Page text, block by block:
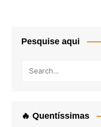
Pesquise aqui
🔥 Quentíssimas